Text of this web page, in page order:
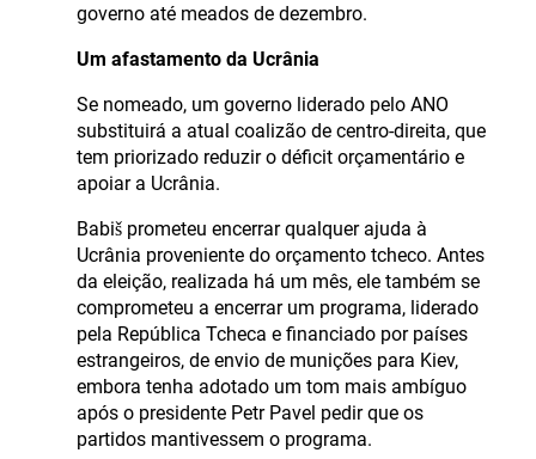
governo até meados de dezembro.
Um afastamento da Ucrânia
Se nomeado, um governo liderado pelo ANO
substituirá a atual coalizão de centro-direita, que
tem priorizado reduzir o déficit orçamentário e
apoiar a Ucrânia.
Babiš prometeu encerrar qualquer ajuda à
Ucrânia proveniente do orçamento tcheco. Antes
da eleição, realizada há um mês, ele também se
comprometeu a encerrar um programa, liderado
pela República Tcheca e financiado por países
estrangeiros, de envio de munições para Kiev,
embora tenha adotado um tom mais ambíguo
após o presidente Petr Pavel pedir que os
partidos mantivessem o programa.